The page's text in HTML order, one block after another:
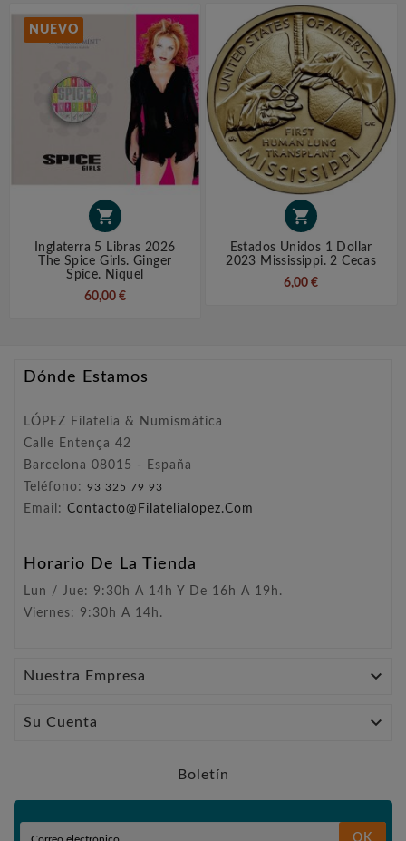
NUEVO

Inglaterra 5 Libras 2026
The Spice Girls. Ginger
Spice. Niquel
60,00 €

Estados Unidos 1 Dollar
2023 Mississippi. 2 Cecas
6,00 €
Dónde Estamos
LÓPEZ Filatelia & Numismática
Calle Entença 42
Barcelona 08015 - España
Teléfono: 93 325 79 93
Email: Contacto@filatelialopez.com
Horario De La Tienda
Lun / Jue: 9:30h A 14h Y De 16h A 19h.
Viernes: 9:30h A 14h.
Nuestra Empresa 
Su Cuenta 
Boletín
OK